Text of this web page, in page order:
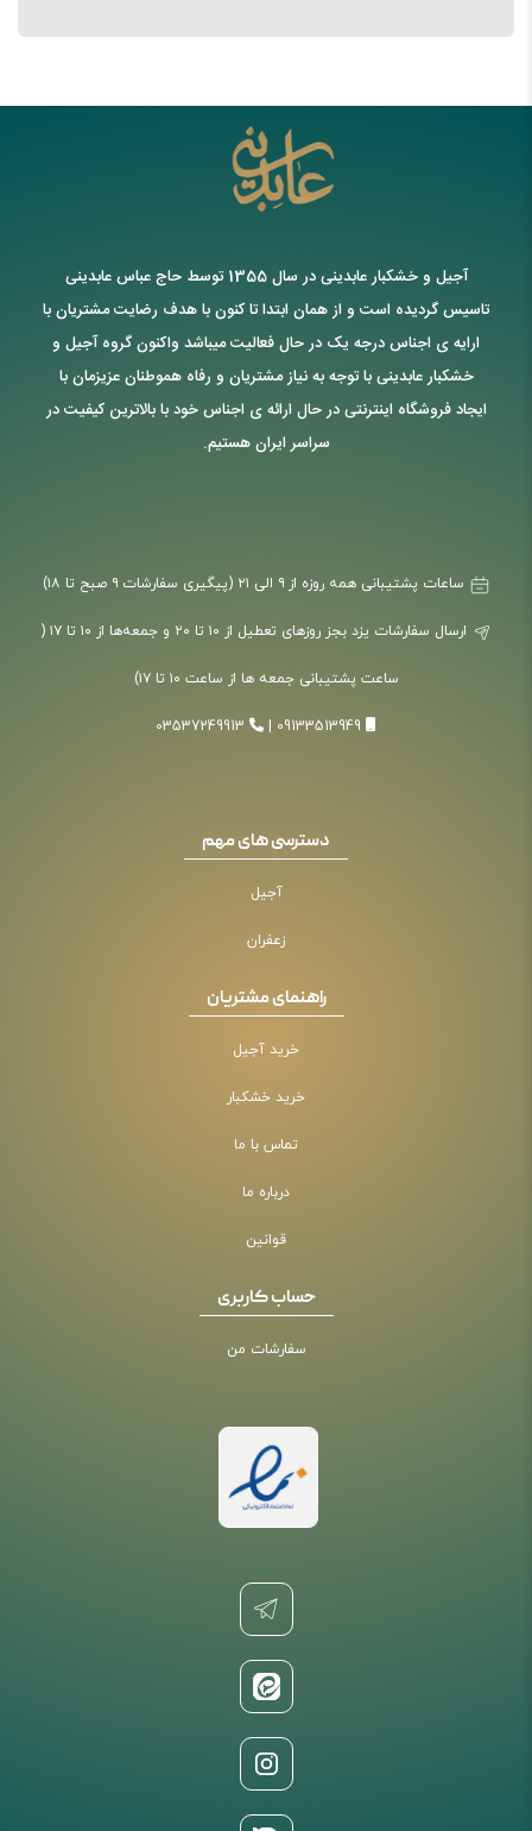
آجیل و خشکبار عابدینی در سال 1355 توسط حاج عباس عابدینی
تاسیس گردیده است و از همان ابتدا تا کنون با هدف رضایت مشتریان با
ارایه ی اجناس درجه یک در حال فعالیت میباشد واکنون گروه آجیل و
خشکبار عابدینی با توجه به نیاز مشتریان و رفاه هموطنان عزیزمان با
ایجاد فروشگاه اینترنتی در حال ارائه ی اجناس خود با بالاترین کیفیت در
سراسر ایران هستیم.
ارسال سفارشات یزد بجز روزهای تعطیل از ۱۰ تا ۲۰ و جمعه‌ها از ۱۰ تا ۱۷ (
ساعت پشتیبانی جمعه ها از ساعت ۱۰ تا ۱۷)
09133513949
03537249913
دسترسی های مهم
آجیل
زعفران
راهنمای مشتریان
خرید آجیل
خرید خشکبار
تماس با ما
درباره ما
قوانین
حساب کاربری
سفارشات من